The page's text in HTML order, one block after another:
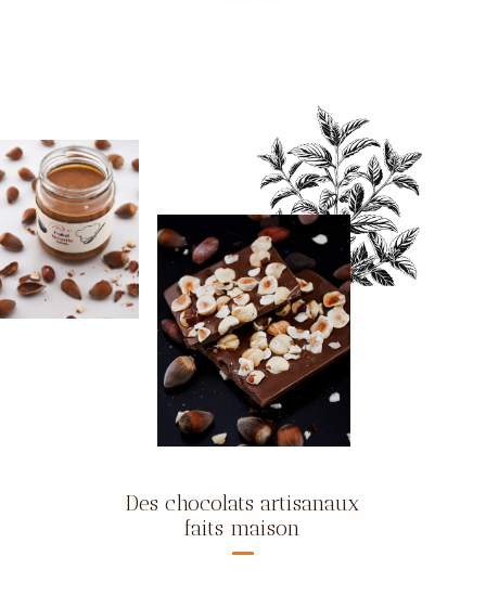
Des chocolats artisanaux
faits maison